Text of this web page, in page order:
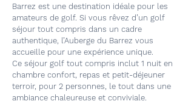
Barrez est une destination idéale pour les
amateurs de golf. Si vous rêvez d’un golf
séjour tout compris dans un cadre
authentique, l’Auberge du Barrez vous
accueille pour une expérience unique.
Ce séjour golf tout compris inclut 1 nuit en
chambre confort, repas et petit-déjeuner
terroir, pour 2 personnes, le tout dans une
ambiance chaleureuse et conviviale.